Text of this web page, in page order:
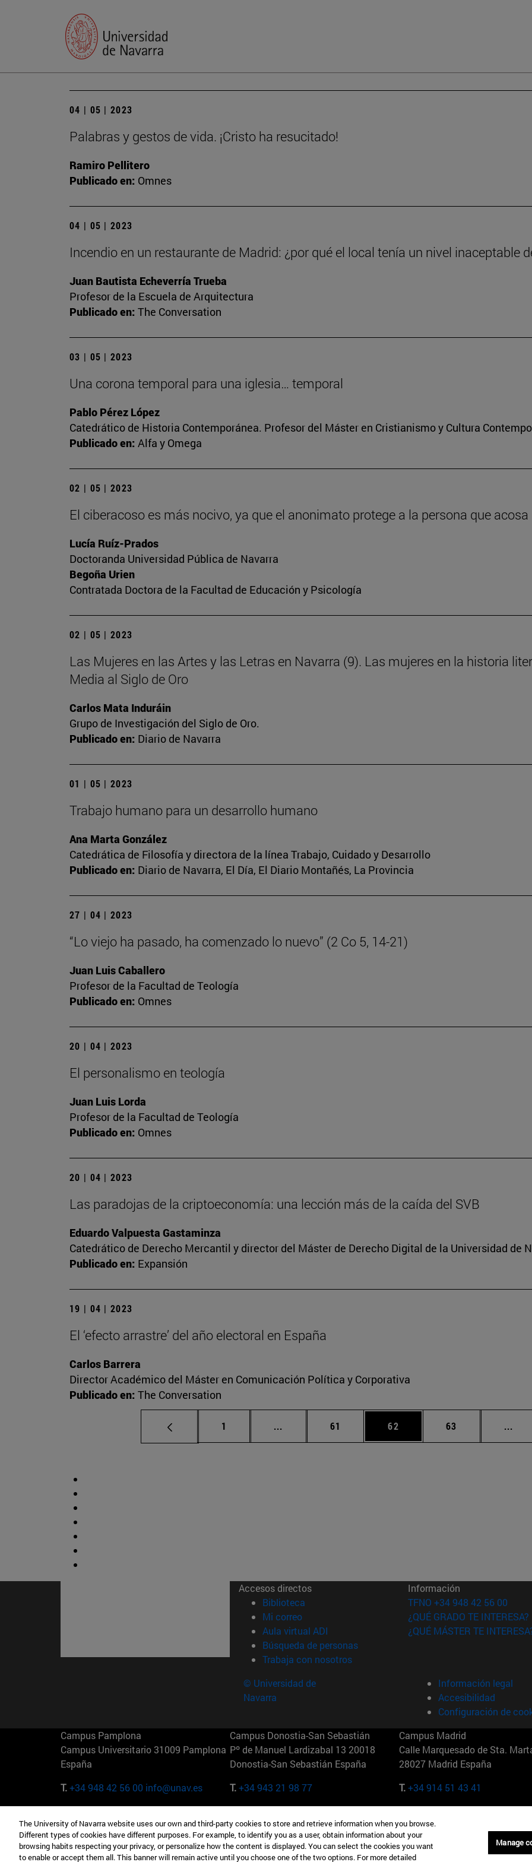
04 | 05 | 2023
Palabras y gestos de vida. ¡Cristo ha resucitado!
Ramiro Pellitero
Publicado en: Omnes
04 | 05 | 2023
Incendio en un restaurante de Madrid: ¿por qué el local tenía un nivel inaceptable
Juan Bautista Echeverría Trueba
Profesor de la Escuela de Arquitectura
Publicado en: The Conversation
03 | 05 | 2023
Una corona temporal para una iglesia… temporal
Pablo Pérez López
Catedrático de Historia Contemporánea. Profesor del Máster en Cristianismo y Cultura
Publicado en: Alfa y Omega
02 | 05 | 2023
El ciberacoso es más nocivo, ya que el anonimato protege a la persona que acosa
Lucía Ruíz-Prados
Doctoranda Universidad Pública de Navarra
Begoña Urien
Contratada Doctora de la Facultad de Educación y Psicología
02 | 05 | 2023
Las Mujeres en las Artes y las Letras en Navarra (9). Las mujeres en la historia
Media al Siglo de Oro
Carlos Mata Induráin
Grupo de Investigación del Siglo de Oro.
Publicado en: Diario de Navarra
01 | 05 | 2023
Trabajo humano para un desarrollo humano
Ana Marta González
Catedrática de Filosofía y directora de la línea Trabajo, Cuidado y Desarrollo
Publicado en: Diario de Navarra, El Día, El Diario Montañés, La Provincia
27 | 04 | 2023
“Lo viejo ha pasado, ha comenzado lo nuevo” (2 Co 5, 14-21)
Juan Luis Caballero
Profesor de la Facultad de Teología
Publicado en: Omnes
20 | 04 | 2023
El personalismo en teología
Juan Luis Lorda
Profesor de la Facultad de Teología
Publicado en: Omnes
20 | 04 | 2023
Las paradojas de la criptoeconomía: una lección más de la caída del SVB
Eduardo Valpuesta Gastaminza
Catedrático de Derecho Mercantil y director del Máster de Derecho Digital de la Universidad de
Publicado en: Expansión
19 | 04 | 2023
El ‘efecto arrastre’ del año electoral en España
Carlos Barrera
Director Académico del Máster en Comunicación Política y Corporativa
Publicado en: The Conversation
Página
1 ... Páginas intermedias Use TAB para desplazarse.
Página
61 Página
62 Página
63 ...
Accesos directos
Biblioteca (abre en nueva ventana)
Mi correo(abre en nueva ventana)
Aula virtual ADI (abre en nueva ventana)
Búsqueda de personas(abre en nueva ventana)
Trabaja con nosotros(abre en nueva ventana)
Información
TFNO +34 948 42 56 00
¿QUÉ GRADO TE INTERESA?
¿QUÉ MÁSTER TE
© Universidad de
Navarra
Información legal
Accesibilidad
Configuración de
Campus Pamplona
Campus Universitario 31009 Pamplona
España
T.+34 948 42 56 00 info@unav.es
Campus Donostia-San Sebastián
Pº de Manuel Lardizabal 13 20018
Donostia-San Sebastián España
T.+34 943 21 98 77
Campus Madrid
Calle Marquesado de Sta.
28027 Madrid España
T.+34 914 51 43 41
Camino del Cerro Águila 3 28023
Madrid España
165 W 57th St 10019-2201 Nueva York
EE.UU
Maria-Theresia-Straße 15 81675
Múnich Alemania
The University of Navarra website uses our own and third-party cookies to store and retrieve information when you browse.
Different types of cookies have different purposes. For example, to identify you as a user, obtain information about your
browsing habits respecting your privacy, or personalize how the content is displayed. You can select the cookies you want
to enable or accept them all. This banner will remain active until you choose one of the two options. For more detailed
Manage